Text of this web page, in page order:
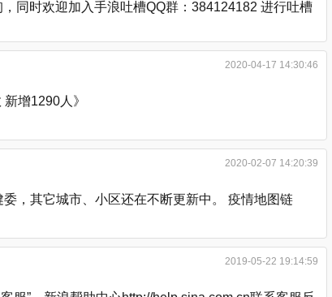
同时欢迎加入手浪吐槽QQ群：384124182 进行吐槽
2020-04-17 14:30:46
增1290人》
2020-02-07 14:20:39
，其它城市、小区还在不断更新中。 疫情地图链
2019-05-22 19:14:59